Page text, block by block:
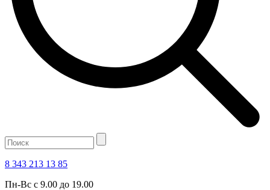
8 343 213 13 85
Пн-Вс с 9.00 до 19.00